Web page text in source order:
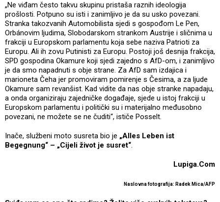
„Ne viđam često takvu skupinu pristaša raznih ideologija
prošlosti. Potpuno su isti i zanimljivo je da su usko povezani.
Stranka takozvanih Automobilista sjedi s gospođom Le Pen,
Orbánovim ljudima, Slobodarskom strankom Austrije i sličnima u
frakciji u Europskom parlamentu koja sebe naziva Patrioti za
Europu. Ali ih zovu Putinisti za Europu. Postoji još desnija frakcija,
SPD gospodina Okamure koji sjedi zajedno s AfD-om, i zanimljivo
je da smo napadnuti s obje strane. Za AfD sam izdajica i
marioneta Čeha jer promoviram pomirenje s Česima, a za ljude
Okamure sam revanšist. Kad vidite da nas obje stranke napadaju,
a onda organiziraju zajedničke događaje, sjede u istoj frakciji u
Europskom parlamentu i politički su i materijalno međusobno
povezani, ne možete se ne čuditi“, ističe Posselt.
Inače, službeni moto susreta bio je „Alles Leben ist
Begegnung“ – „Cijeli život je susret“.
Lupiga.Com
Naslovna fotografija: Radek Mica/AFP